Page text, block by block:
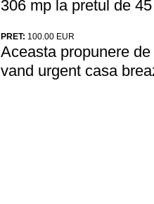
306 mp la pretul de
PRET: 100.00 EUR
Aceasta propunere
vand urgent casa